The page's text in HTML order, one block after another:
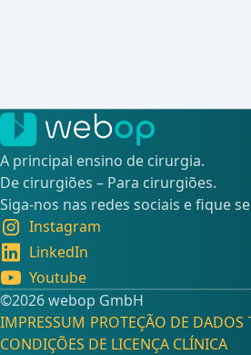
A principal ensino de cirurgia.
De cirurgiões – Para cirurgiões.
Siga-nos nas redes sociais e fique
Instagram
LinkedIn
Youtube
©️2026 webop GmbH
IMPRESSUM PROTEÇÃO DE DADOS
CONDIÇÕES DE LICENÇA CLÍNICA